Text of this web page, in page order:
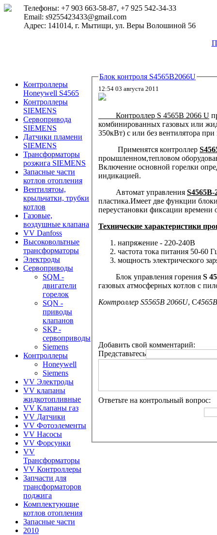
Телефоны: +7 903 663-58-87, +7 925 542-34-33
Email: s9255423433@gmail.com
Адрес: 141014, г. Мытищи, ул. Веры Волошиной 56
Контроллеры
Honeywell S4565
Контроллеры
SIEMENS
Сервопривода
SIEMENS
Датчики пламени
SIEMENS
Трансформаторы
розжига SIEMENS
Запасные части
котлов отопления
Вентилятоы,
крыльчатки, трубки
котлов
Газовые,
воздушные клапана
VV Danfoss
Высоковольтные
трансформаторы
Электроды
Сервоприводы
SQM -
двигатели
горелок
SQN -
приводы
клапанов
SKP -
сервоприводы
Siemens
Контроллеры
Honeywell
Siemens
VV Электроды
VV клапаны
жидкотопливные
VV Клапаны газ
VV Датчики
VV Фотоэлементы
VV Насосы
VV Форсунки
VV
Трансформаторы
VV Контроллеры
Запчасти для
трансформаторов
поджига
Комплектующие
котлов отопления
Запасные части
2010
Блок контроля S4565B2066U
12:54 03 августа 2011
Контроллер S 4565B 2066 U
комбинированных газовых или
350кВт) с или без вентилятора при
Применятся контроллер
проышленном,тепловом
Включение основной горелки
индикацией.
Автомат управления S4565B-
пластика.Имеет две функции
переустановки фиксации времени
Технические характеристики
напряжение - 220-240В
частота тока питания 50-60
мощность электрического
Блок управления горения S
газовых атмосферных котлов с
Контроллер S5565B 2066U, С
Добавить свой комментарий:
Представьтесь
Ответьте на контрольный вопрос: